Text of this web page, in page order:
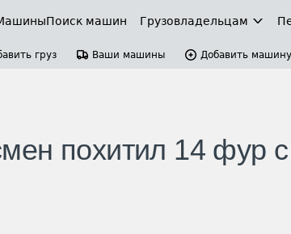
Поиск машин Грузовладельцам
груз Ваши машины Добавить машину
похитил 14 фур